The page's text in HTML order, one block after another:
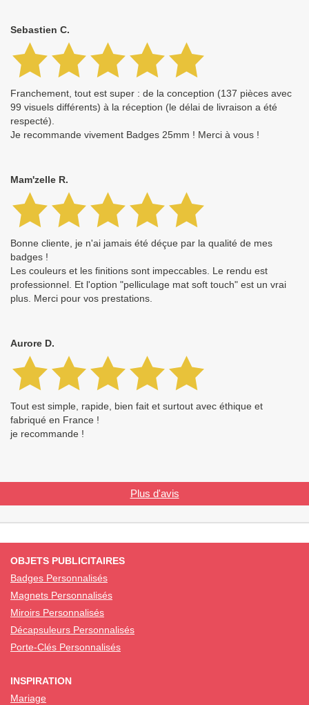
Sebastien C.
Franchement, tout est super : de la conception (137 pièces avec
99 visuels différents) à la réception (le délai de livraison a été
respecté).
Je recommande vivement Badges 25mm ! Merci à vous !
Mam'zelle R.
Bonne cliente, je n'ai jamais été déçue par la qualité de mes
badges !
Les couleurs et les finitions sont impeccables. Le rendu est
professionnel. Et l'option "pelliculage mat soft touch" est un vrai
plus. Merci pour vos prestations.
Aurore D.
Tout est simple, rapide, bien fait et surtout avec éthique et
fabriqué en France !
je recommande !
Plus d'avis
OBJETS PUBLICITAIRES
Badges Personnalisés
Magnets Personnalisés
Miroirs Personnalisés
Décapsuleurs Personnalisés
Porte-Clés Personnalisés
INSPIRATION
Mariage